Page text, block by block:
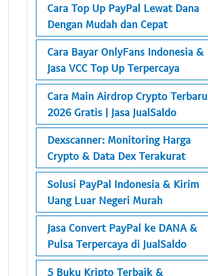
Cara Top Up PayPal Lewat Dana
Dengan Mudah dan Cepat
Cara Bayar OnlyFans Indonesia &
Jasa VCC Top Up Terpercaya
Cara Main Airdrop Crypto Terbaru
2026 Gratis | Jasa JualSaldo
Dexscanner: Monitoring Harga
Crypto & Data Dex Terakurat
Solusi PayPal Indonesia & Kirim
Uang Luar Negeri Murah
Jasa Convert PayPal ke DANA &
Pulsa Terpercaya di JualSaldo
5 Buku Kripto Terbaik &